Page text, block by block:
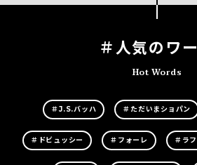
＃人気のワ
Hot Words
＃J.S.バッハ ＃ただいまショパン
＃ドビュッシー ＃フォーレ ＃ラ